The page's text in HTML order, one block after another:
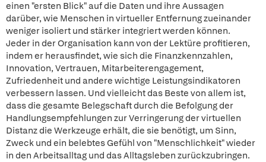
einen "ersten Blick" auf die Daten und ihre Aussagen
darüber, wie Menschen in virtueller Entfernung zueinander
weniger isoliert und stärker integriert werden können.
Jeder in der Organisation kann von der Lektüre profitieren,
indem er herausfindet, wie sich die Finanzkennzahlen,
Innovation, Vertrauen, Mitarbeiterengagement,
Zufriedenheit und andere wichtige Leistungsindikatoren
verbessern lassen. Und vielleicht das Beste von allem ist,
dass die gesamte Belegschaft durch die Befolgung der
Handlungsempfehlungen zur Verringerung der virtuellen
Distanz die Werkzeuge erhält, die sie benötigt, um Sinn,
Zweck und ein belebtes Gefühl von "Menschlichkeit" wieder
in den Arbeitsalltag und das Alltagsleben zurückzubringen.